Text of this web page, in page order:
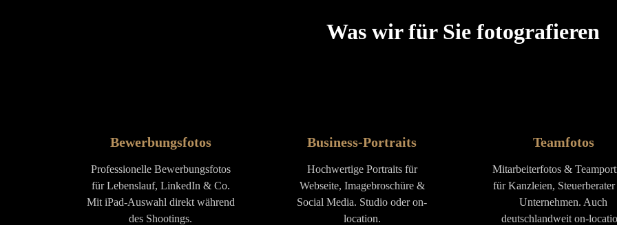
Was wir für Sie fotografieren
Bewerbungsfotos
Professionelle Bewerbungsfotos
für Lebenslauf, LinkedIn & Co.
Mit iPad-Auswahl direkt während
des Shootings.
Business-Portraits
Hochwertige Portraits für
Webseite, Imagebroschüre &
Social Media. Studio oder on-
location.
Teamfotos
Mitarbeiterfotos &
für Kanzleien,
Unternehmen. Auch
deutschlandweit on-